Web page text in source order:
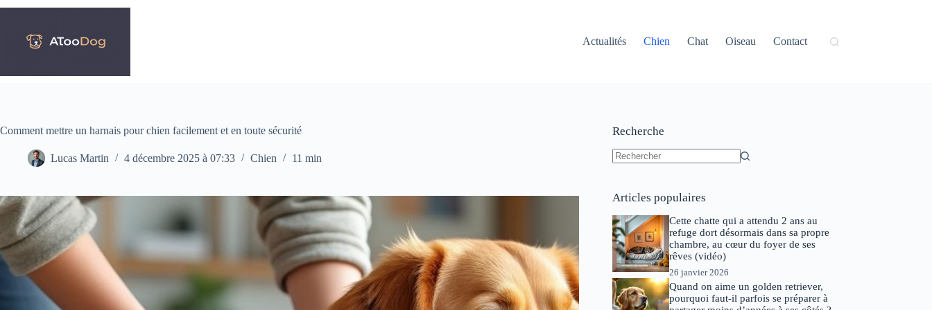
Passer
Actualités
Chien Chat Oiseau Contact
Comment mettre un harnais pour chien facilement et en toute sécurité
Lucas Martin 4 décembre 2025 à 07:33 Chien 11 min
Recherche
Articles populaires
Cette chatte qui a attendu 2 ans au
refuge dort désormais dans sa propre
chambre, au cœur du foyer de ses
rêves (vidéo)
26 janvier 2026
Quand on aime un golden retriever,
pourquoi faut-il parfois se préparer à